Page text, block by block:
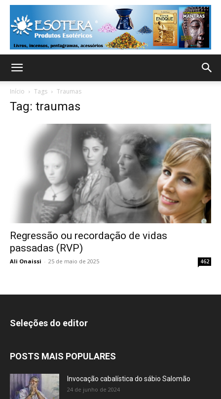
Início Tags Traumas
Tag: traumas
Regressão ou recordação de vidas
passadas (RVP)
Ali Onaissi - 25 de maio de 2025 462
Seleções do editor
POSTS MAIS POPULARES
Invocação cabalística do sábio Salomão
24 de junho de 2024